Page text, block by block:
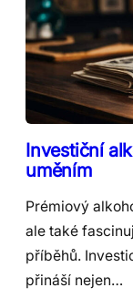
Investiční
uměním
Prémiový
ale také
příběhů.
přináší nejen…